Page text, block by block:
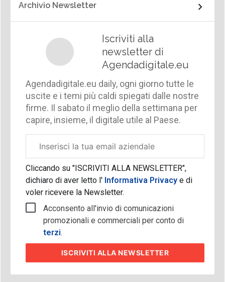
Archivio Newsletter
Iscriviti alla
newsletter di
Agendadigitale.eu
Agendadigitale.eu daily, ogni giorno tutte le
uscite e i temi più caldi spiegati dalle nostre
firme. Il sabato il meglio della settimana per
capire, insieme, il digitale utile al Paese.
aziendale
Cliccando su "ISCRIVITI ALLA NEWSLETTER",
dichiaro di aver letto l'Informativa Privacy e di
voler ricevere la Newsletter.
Acconsento all'invio di comunicazioni
promozionali e commerciali per conto di
terzi.
ISCRIVITI ALLA NEWSLETTER